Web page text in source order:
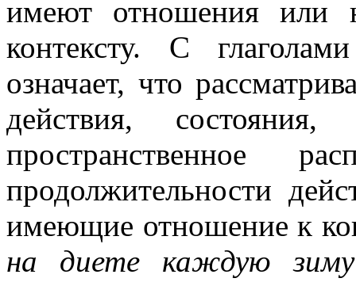
имеют отношения или
контексту. С
означает, что
действия,
пространственное
продолжительности
имеющие отношение к
на диете каждую зиму